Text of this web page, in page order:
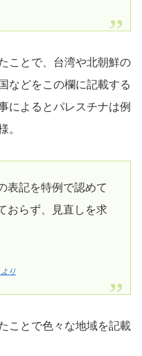
ことで、台湾や北朝鮮の
などをこの欄に記載する
によるとパレスチナは例
。
表記を特例で認めて
おらず、見直しを求
り
ことで色々な地域を記載